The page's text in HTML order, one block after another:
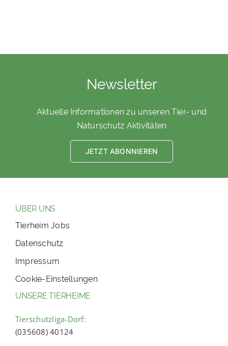
Newsletter
Aktuelle Informationen zu unseren Tier- und
Naturschutz Aktivitäten
JETZT ABONNIEREN
ÜBER UNS
Tierheim Jobs
Datenschutz
Impressum
Cookie-Einstellungen
UNSERE TIERHEIME
Tierschutzliga-Dorf:
(035608) 40124